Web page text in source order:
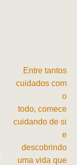
Entre tantos
cuidados com
o
todo, comece
cuidando de si
e
descobrindo
uma vida que